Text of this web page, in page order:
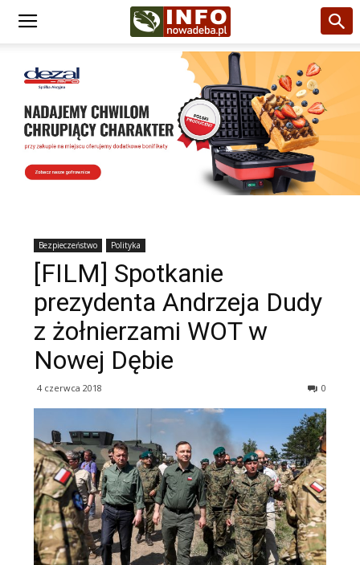
Bezpieczeństwo Polityka
[FILM] Spotkanie
prezydenta Andrzeja Dudy
z żołnierzami WOT w
Nowej Dębie
4 czerwca 2018 0